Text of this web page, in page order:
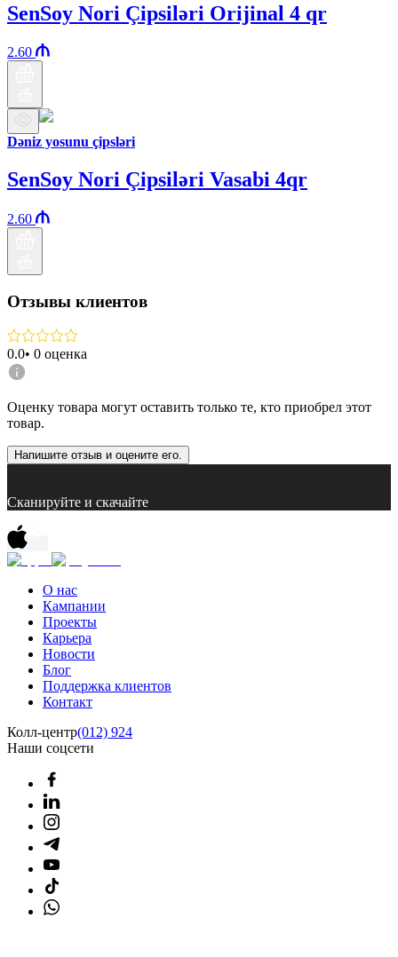
SenSoy Nori Çipsiləri Orijinal 4 qr
2.60
Dəniz yosunu çipsləri
SenSoy Nori Çipsiləri Vasabi 4qr
2.60
Отзывы клиентов
0.0• 0 оценка
Оценку товара могут оставить только те, кто приобрел этот
товар.
Напишите отзыв и оцените его.
Сканируйте и скачайте
О нас
Кампании
Проекты
Карьера
Новости
Блог
Поддержка клиентов
Контакт
Колл-центр(012) 924
Наши соцсети